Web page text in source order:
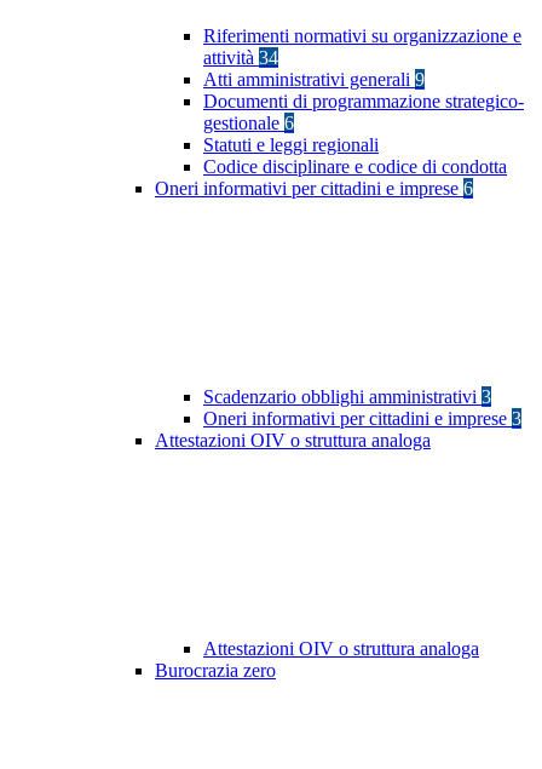
Riferimenti normativi su organizzazione e
attività 34
Atti amministrativi generali 9
Documenti di programmazione strategico-
gestionale 6
Statuti e leggi regionali
Codice disciplinare e codice di condotta
Oneri informativi per cittadini e imprese 6
Scadenzario obblighi amministrativi 3
Oneri informativi per cittadini e imprese 3
Attestazioni OIV o struttura analoga
Attestazioni OIV o struttura analoga
Burocrazia zero